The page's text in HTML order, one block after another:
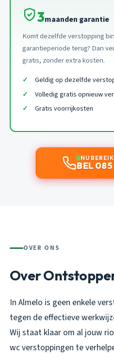
3maanden garantie
Komt dezelfde verstopping
garantieperiode terug? Dan
gratis, zonder extra kosten.
Geldig op dezelfde
Volledig gratis opnieuw
Gratis voorrijkosten
NU
BEL
OVER ONS
Over
In Almelo is geen enkele
tegen de effectieve
Wij staat klaar om al jouw
wc verstoppingen te